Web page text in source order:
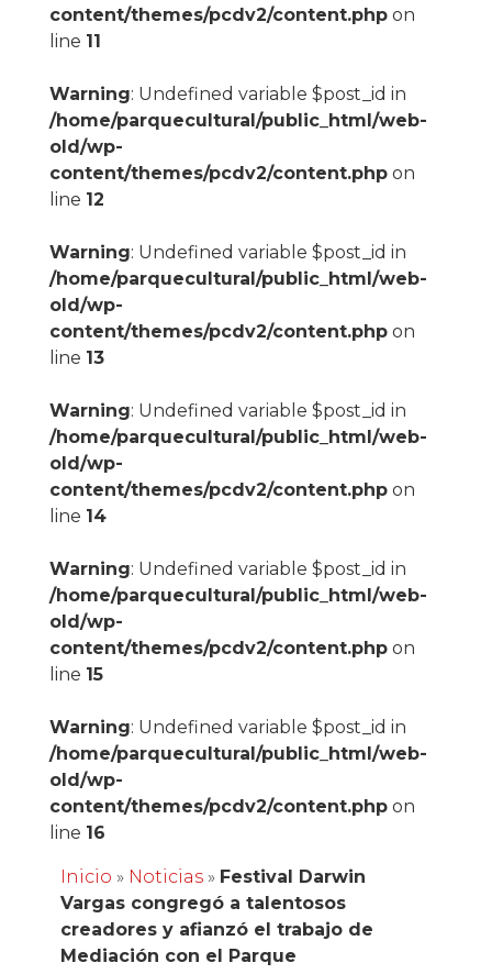
content/themes/pcdv2/content.phpon
line 11
Warning: Undefined variable $post_id in
/home/parquecultural/public_html/web-
old/wp-
content/themes/pcdv2/content.phpon
line 12
Warning: Undefined variable $post_id in
/home/parquecultural/public_html/web-
old/wp-
content/themes/pcdv2/content.phpon
line 13
Warning: Undefined variable $post_id in
/home/parquecultural/public_html/web-
old/wp-
content/themes/pcdv2/content.phpon
line 14
Warning: Undefined variable $post_id in
/home/parquecultural/public_html/web-
old/wp-
content/themes/pcdv2/content.phpon
line 15
Warning: Undefined variable $post_id in
/home/parquecultural/public_html/web-
old/wp-
content/themes/pcdv2/content.phpon
line 16
Inicio » Noticias» Festival Darwin
Vargas congregó a talentosos
creadores y afianzó el trabajo de
Mediación con el Parque